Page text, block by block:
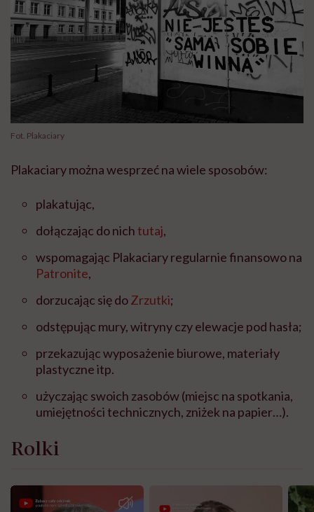
Fot. Plakaciary
Plakaciarymożna wesprzeć na wiele sposobów:
plakatując,
dołączając do nichtutaj,
wspomagając Plakaciaryregularnie finansowo na
Patronite,
dorzucając się doZrzutki;
odstępując mury, witryny czy elewacje pod hasła;
przekazując wyposażenie biurowe, materiały
plastyczne itp.
użyczając swoich zasobów (miejsc na spotkania,
umiejętności technicznych, zniżek na papier…).
Rolki